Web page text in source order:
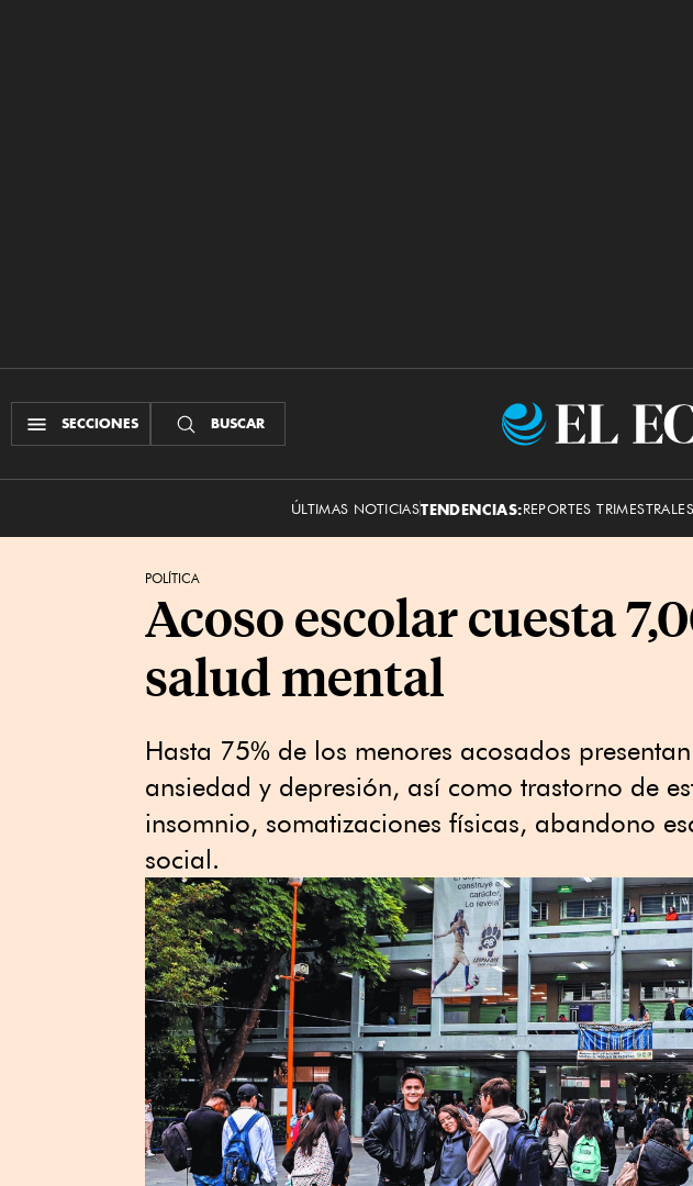
SECCIONES BUSCAR
ÚLTIMAS NOTICIASTENDENCIAS:REPORTES TRIMESTRALES
POLÍTICA
Acoso escolar cuesta
salud mental
Hasta 75% de los menores acosados
ansiedad y depresión, así como trastorno de
insomnio, somatizaciones físicas, abandono
social.